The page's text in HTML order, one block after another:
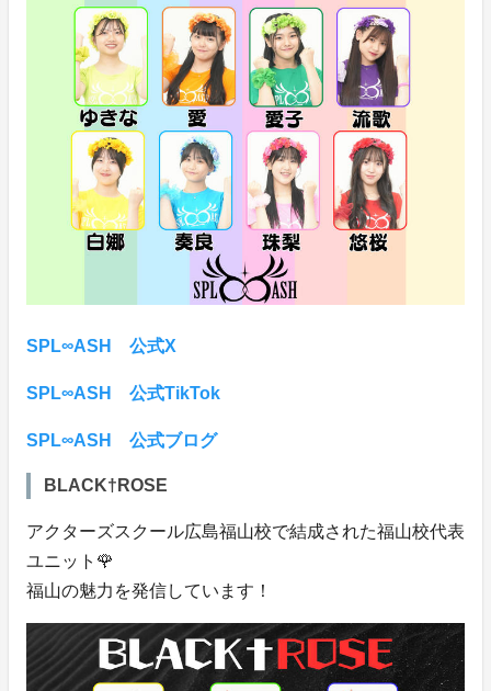
SPL∞ASH 公式X
SPL∞ASH 公式TikTok
SPL∞ASH 公式ブログ
BLACK†ROSE
アクターズスクール広島福山校で結成された福山校代表
ユニット🌹
福山の魅力を発信しています！